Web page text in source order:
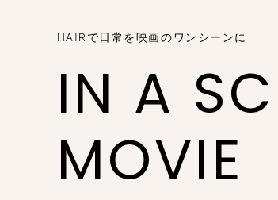
HAIRで日常を映画のワンシーンに
IN A
MOVIE